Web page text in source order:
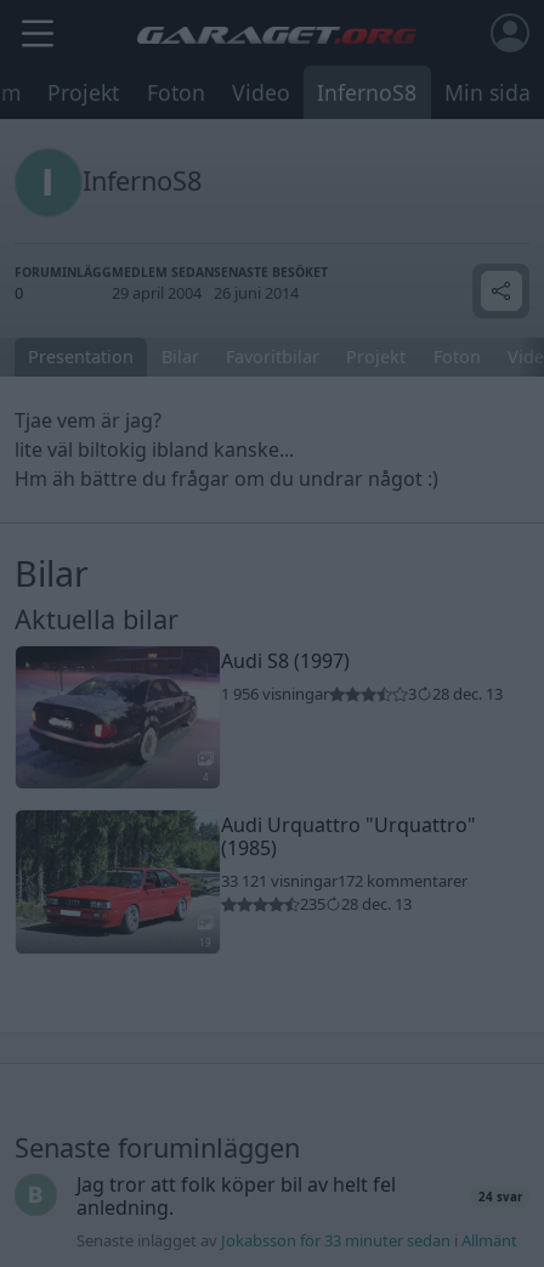
Projekt Foton Video InfernoS8 Min sida
InfernoS8
FORUMINLÄGG
0
MEDLEM SEDAN
29 april 2004
SENASTE BESÖKET
26 juni 2014
Presentation Bilar Favoritbilar Projekt Foton
Tjae vem är jag?
lite väl biltokig ibland kanske...
Hm äh bättre du frågar om du undrar något :)
Bilar
Aktuella bilar
4
Audi S8 (1997)
1 956 visningar 3 28 dec. 13
Audi Urquattro "Urquattro"
(1985)
33 121 visningar172 kommentarer
235
28 dec. 13
Senaste foruminläggen
Jag tror att folk köper bil av helt fel
anledning.
24 svar
Senaste inlägget av Jokabsson för 33 minuter sedan iAllmänt